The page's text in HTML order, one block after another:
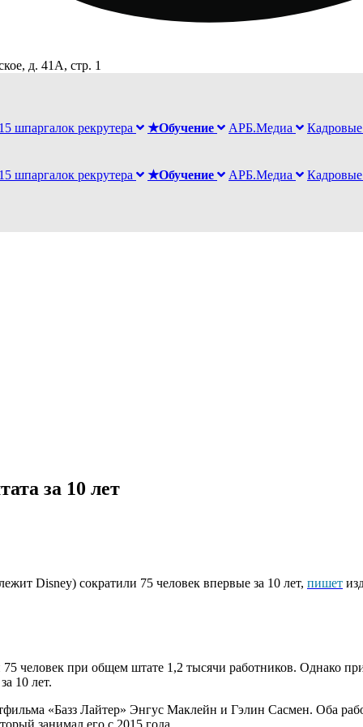
д. 41А, стр. 1
шпаргалок рекрутера ★Обучение АРБ.Медиа
шпаргалок рекрутера ★Обучение АРБ.Медиа
за 10 лет
Disney) сократили 75 человек впервые за 10 лет, пишет
человек при общем штате 1,2 тысячи работников. Однако
10 лет.
«Базз Лайтер» Энгус Маклейн и Гэлин Сасмен. Оба
занимал его с 2015 года.